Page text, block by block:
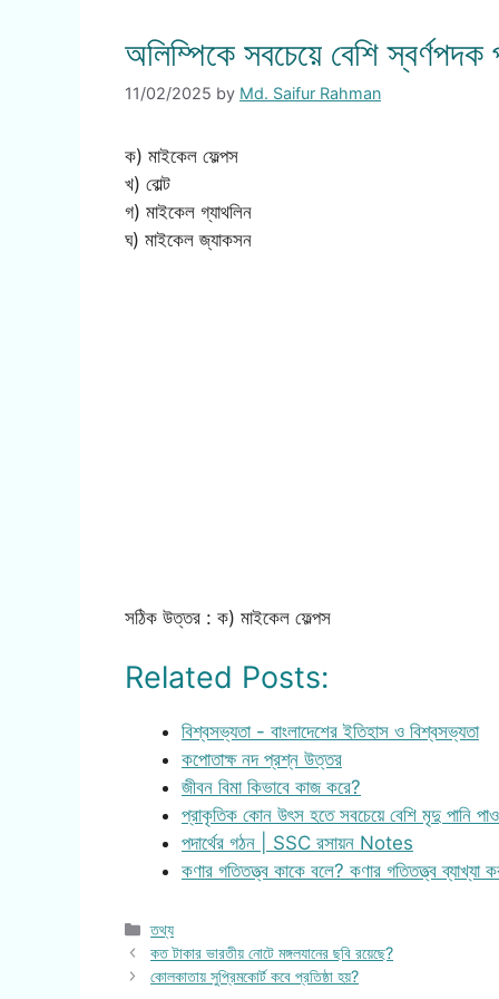
অলিম্পিকে সবচেয়ে বেশি
11/02/2025 by Md. Saifur Rahman
ক) মাইকেল ফেল্পস
খ) বোল্ট
গ) মাইকেল গ্যাথলিন
ঘ) মাইকেল জ্যাকসন
সঠিক উত্তর : ক) মাইকেল ফেল্পস
Related Posts:
বিশ্বসভ্যতা - বাংলাদেশের ইতিহাস ও বিশ্বসভ্যতা
কপোতাক্ষ নদ প্রশ্ন উত্তর
জীবন বিমা কিভাবে কাজ করে?
প্রাকৃতিক কোন উৎস হতে সবচেয়ে বেশি মৃদু পানি
পদার্থের গঠন | SSC রসায়ন Notes
কণার গতিতত্ত্ব কাকে বলে? কণার গতিতত্ত্ব ব্যাখ্যা
Categories
তথ্য
কত টাকার ভারতীয় নোটে মঙ্গলযানের ছবি রয়েছে?
কোলকাতায় সুপ্রিমকোর্ট কবে প্রতিষ্ঠা হয়?